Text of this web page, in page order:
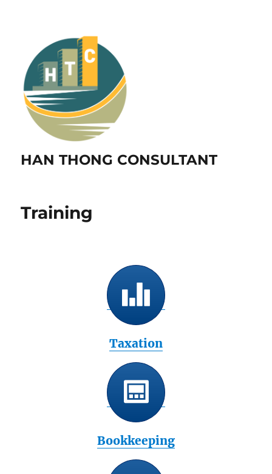
HAN THONG CONSULTANT
Training
Taxation
Bookkeeping